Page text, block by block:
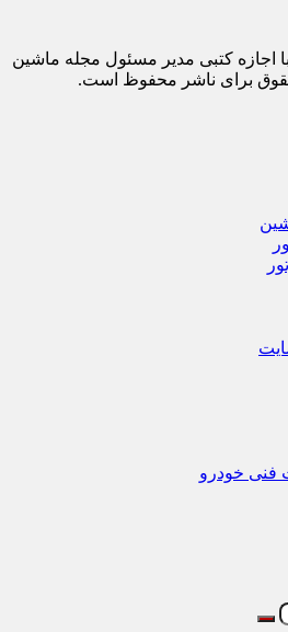
اجازه کتبی مدیر مسئول مجله ماشین
برای ناشر محفوظ است.
فنی خودرو